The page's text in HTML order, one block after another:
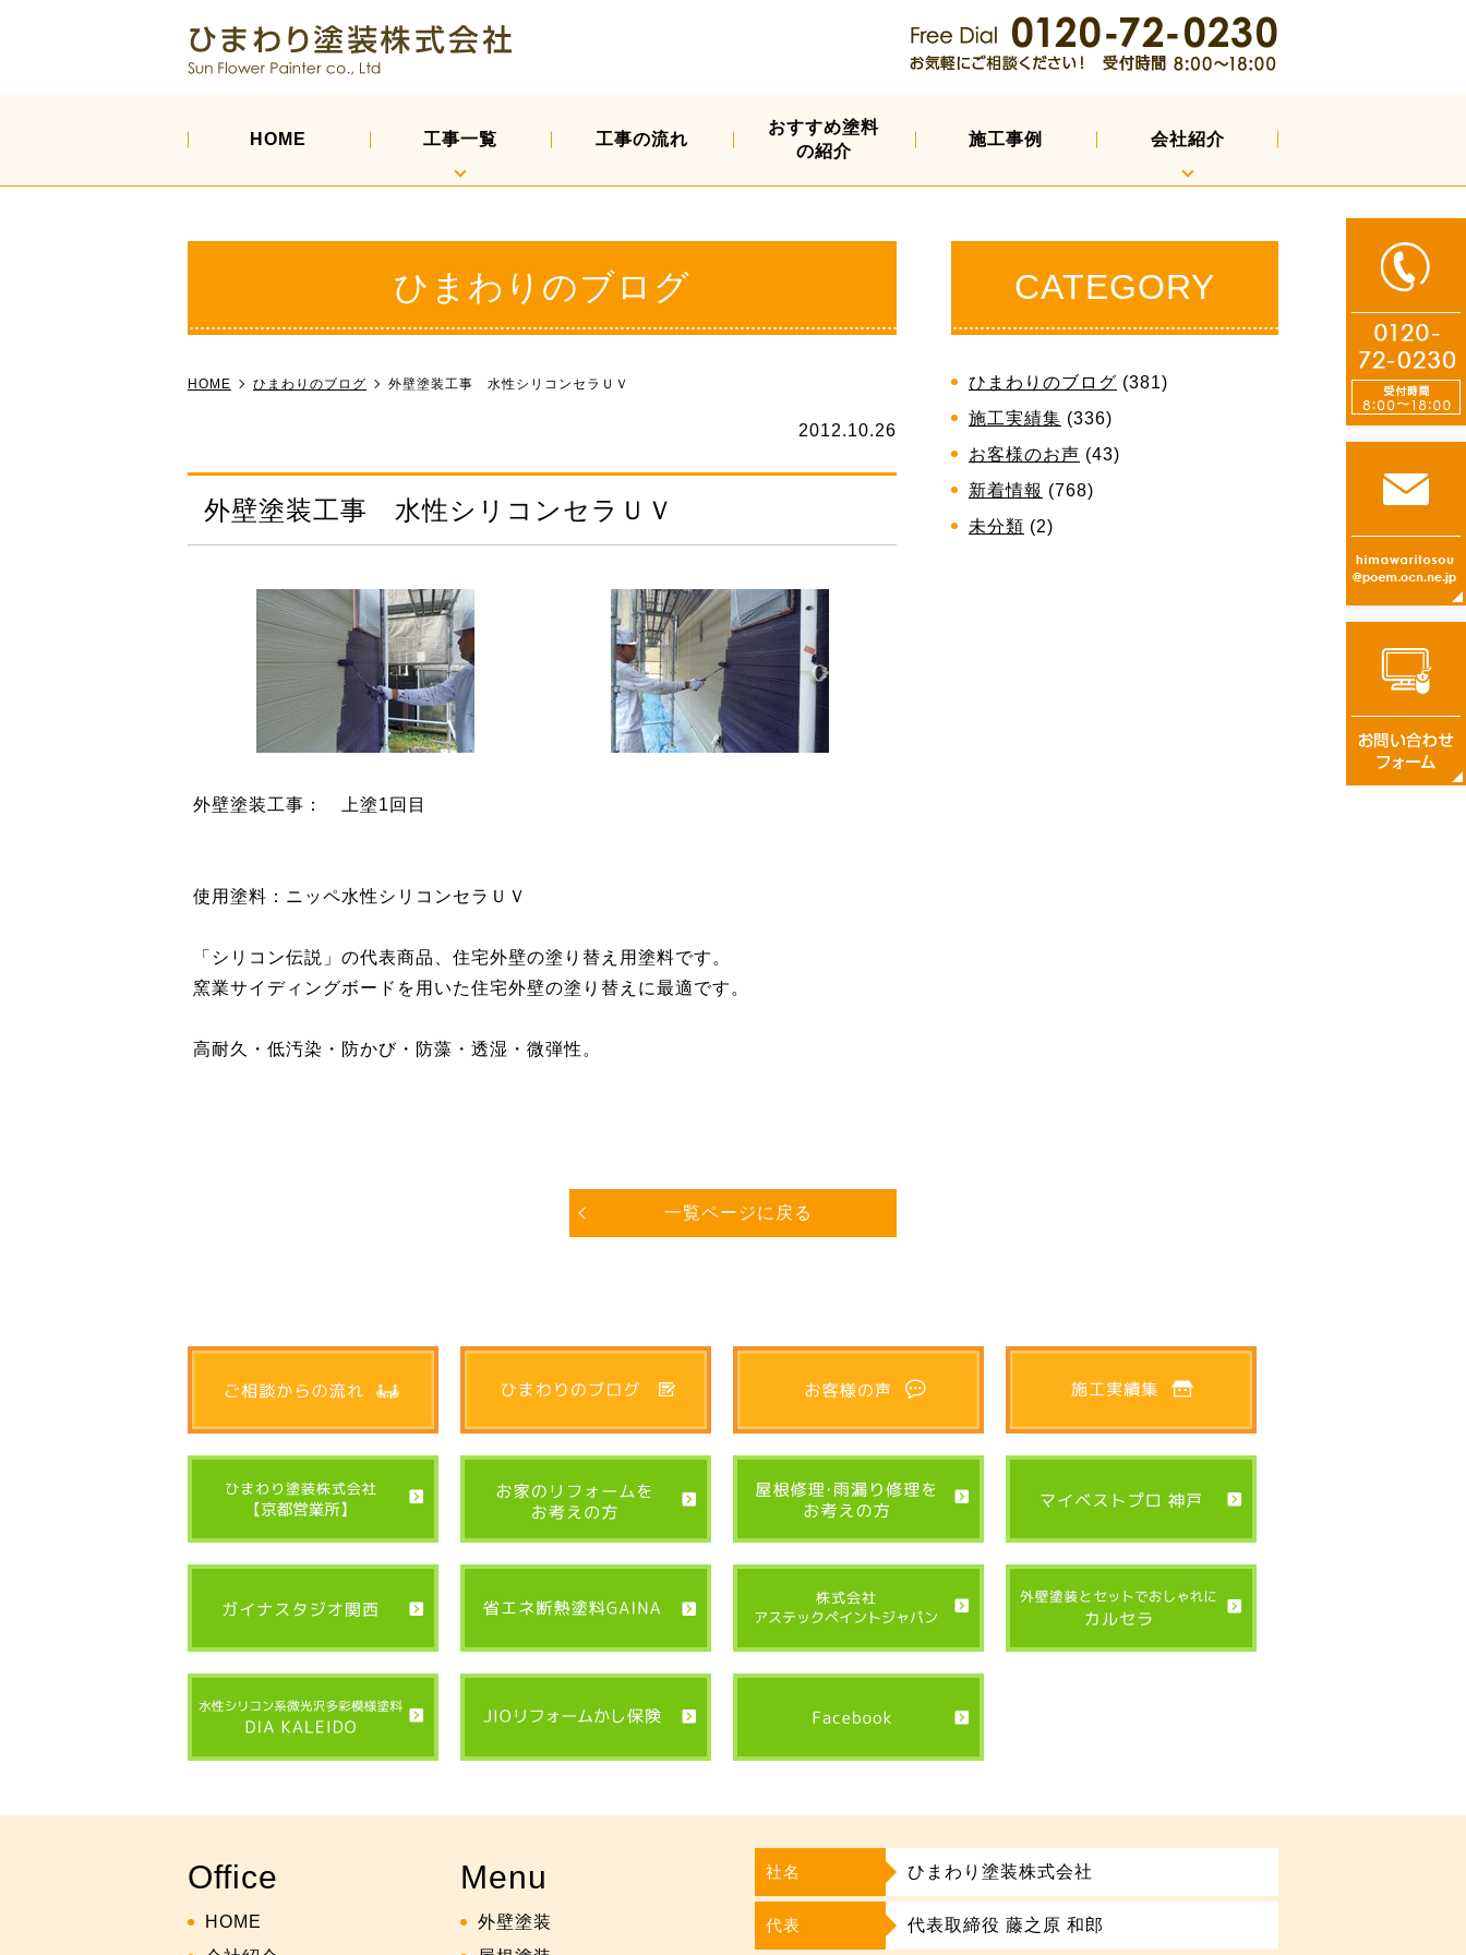
HOME 工事一覧 工事の流れ
おすすめ塗料
の紹介
施工事例 会社紹介
ひまわりのブログ
HOME ひまわりのブログ 外壁塗装工事 水性シリコンセラＵＶ
2012.10.26
外壁塗装工事 水性シリコンセラＵＶ
外壁塗装工事： 上塗1回目
使用塗料：ニッペ水性シリコンセラＵＶ
「シリコン伝説」の代表商品、住宅外壁の塗り替え用塗料です。
窯業サイディングボードを用いた住宅外壁の塗り替えに最適です。
高耐久・低汚染・防かび・防藻・透湿・微弾性。
CATEGORY
ひまわりのブログ (381)
施工実績集 (336)
お客様のお声 (43)
新着情報 (768)
未分類 (2)
一覧ページに戻る
Office
HOME
Menu
外壁塗装
社名 ひまわり塗装株式会社
代表 代表取締役 藤之原 和郎